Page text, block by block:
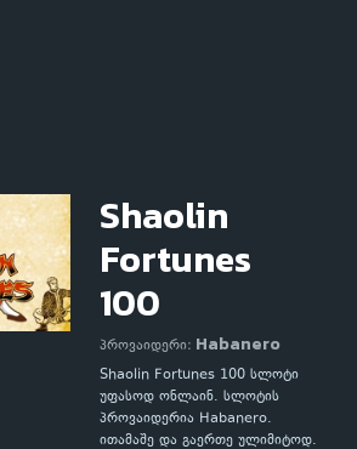
Shaolin
Fortunes
100
პროვაიდერი: Habanero
Shaolin Fortunes 100 სლოტი
უფასოდ ონლაინ. სლოტის
პროვაიდერია Habanero.
ითამაშე და გაერთე ულიმიტოდ.